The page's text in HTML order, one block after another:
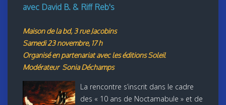
avec David B. & Riff Reb's
Maison de la bd, 3 rue Jacobins
Samedi 23 novembre, 17 h
Organisé en partenariat avec les éditions Soleil
Modérateur Sonia Déchamps
La rencontre s’inscrit dans le cadre
des « 10 ans de Noctamabule » et de